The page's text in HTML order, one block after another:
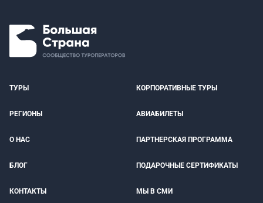
ТУРЫ КОРПОРАТИВНЫЕ ТУРЫ
РЕГИОНЫ АВИАБИЛЕТЫ
О НАС ПАРТНЕРСКАЯ ПРОГРАММА
БЛОГ ПОДАРОЧНЫЕ СЕРТИФИКАТЫ
КОНТАКТЫ МЫ В СМИ